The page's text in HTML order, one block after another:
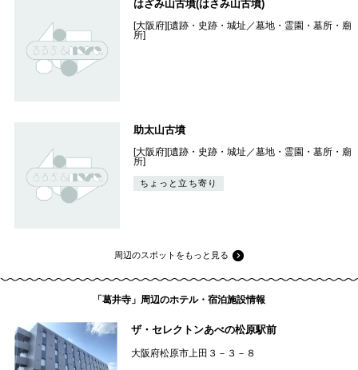
はざみ山古墳(はさみ山古墳)
[大阪府][遺跡・史跡・城址／墓地・霊園・墓所・廟
所]
助太山古墳
[大阪府][遺跡・史跡・城址／墓地・霊園・墓所・廟
所]
ちょっと立ち寄り
周辺のスポットをもっと見る
「葛井寺」周辺のホテル・宿泊施設情報
ザ・セレクトンあべの松原駅前
大阪府松原市上田３－３－８